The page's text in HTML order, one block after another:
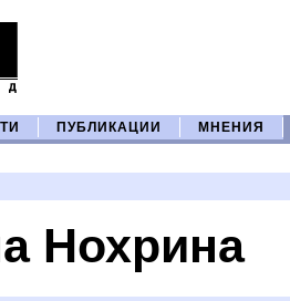
ПУБЛИКАЦИИ МНЕНИЯ
Нохрина